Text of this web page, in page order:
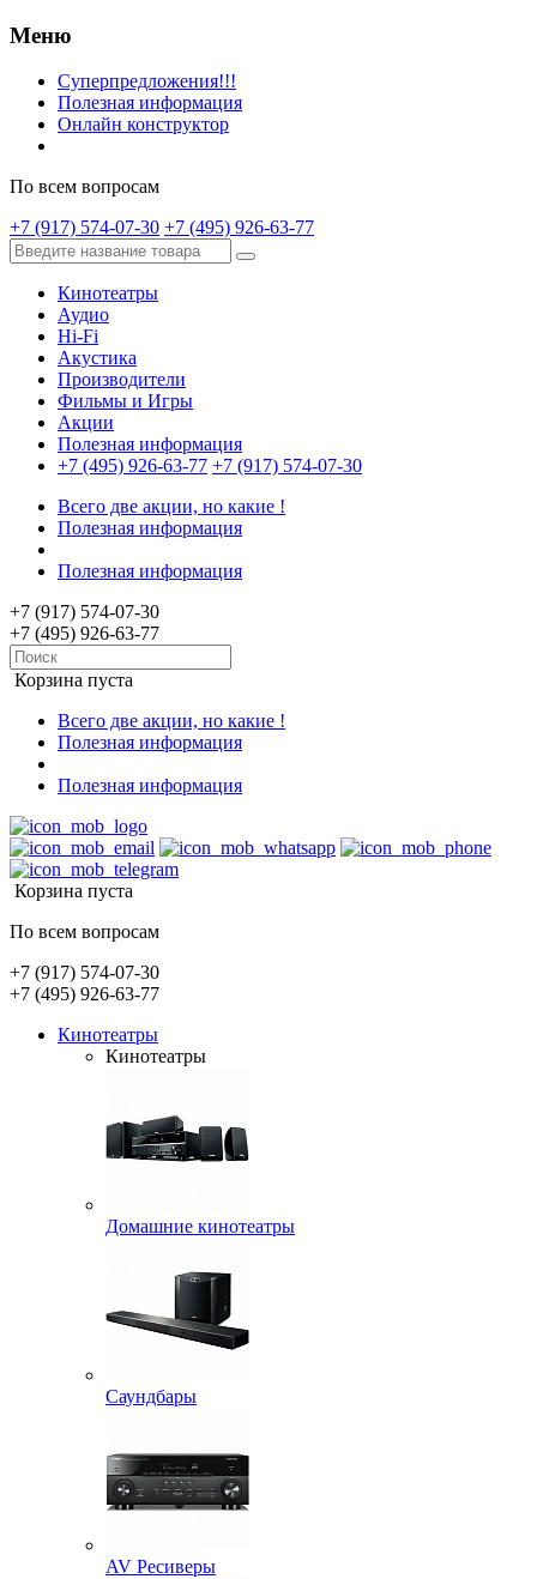
Меню
Суперпредложения!!!
Полезная информация
Онлайн конструктор
По всем вопросам
+7 (917) 574-07-30 +7 (495) 926-63-77
Кинотеатры
Аудио
Hi-Fi
Акустика
Производители
Фильмы и Игры
Акции
Полезная информация
+7 (495) 926-63-77 +7 (917) 574-07-30
Всего две акции, но какие !
Полезная информация
Полезная информация
+7 (917) 574-07-30
+7 (495) 926-63-77
Корзина пуста
Всего две акции, но какие !
Полезная информация
Полезная информация
Корзина пуста
По всем вопросам
+7 (917) 574-07-30
+7 (495) 926-63-77
Кинотеатры
Кинотеатры
Домашние кинотеатры
Саундбары
AV Ресиверы